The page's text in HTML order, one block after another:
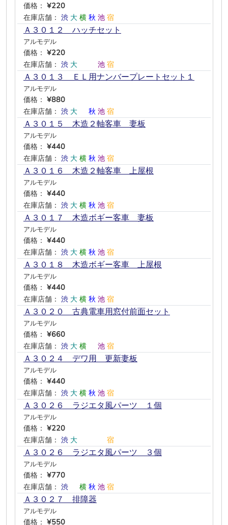
価格： ¥220
在庫店舗： 渋 大 横 秋 池 宿
Ａ３０１２ ハッチセット
アルモデル
価格： ¥220
在庫店舗： 渋 大 池 宿
Ａ３０１３ ＥＬ用ナンバープレートセット１
アルモデル
価格： ¥880
在庫店舗： 渋 大 秋 池 宿
Ａ３０１５ 木造２軸客車 妻板
アルモデル
価格： ¥440
在庫店舗： 渋 大 横 秋 池 宿
Ａ３０１６ 木造２軸客車 上屋根
アルモデル
価格： ¥440
在庫店舗： 渋 大 横 秋 池 宿
Ａ３０１７ 木造ボギー客車 妻板
アルモデル
価格： ¥440
在庫店舗： 渋 大 横 秋 池 宿
Ａ３０１８ 木造ボギー客車 上屋根
アルモデル
価格： ¥440
在庫店舗： 渋 大 横 秋 池 宿
Ａ３０２０ 古典電車用窓付前面セット
アルモデル
価格： ¥660
在庫店舗： 渋 大 横 池 宿
Ａ３０２４ デワ用 更新妻板
アルモデル
価格： ¥440
在庫店舗： 渋 大 横 秋 池 宿
Ａ３０２６ ラジエタ風パーツ １個
アルモデル
価格： ¥220
在庫店舗： 渋 大 宿
Ａ３０２６ ラジエタ風パーツ ３個
アルモデル
価格： ¥770
在庫店舗： 渋 横 秋 池 宿
Ａ３０２７ 排障器
アルモデル
価格： ¥550